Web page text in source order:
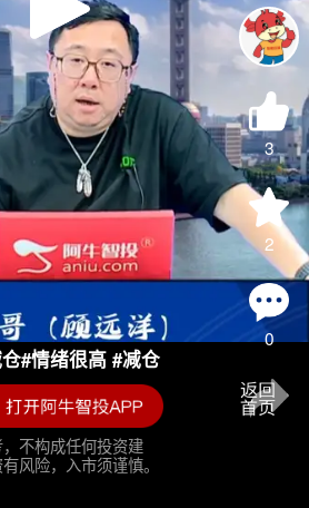
Play
Video
3
2
0
#情绪很高 #减仓
不构成任何投资建
风险，入市须谨慎。